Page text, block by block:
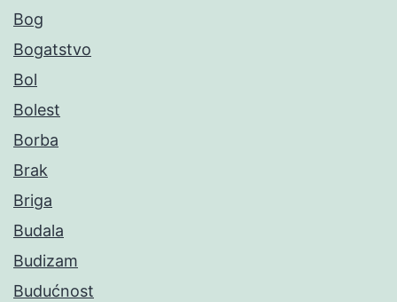
Bog
Bogatstvo
Bol
Bolest
Borba
Brak
Briga
Budala
Budizam
Budućnost